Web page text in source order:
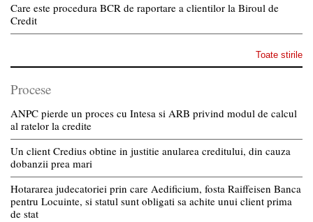
Care este procedura BCR de raportare a clientilor la Biroul de
Credit
Toate stirile
Procese
ANPC pierde un proces cu Intesa si ARB privind modul de calcul
al ratelor la credite
Un client Credius obtine in justitie anularea creditului, din cauza
dobanzii prea mari
Hotararea judecatoriei prin care Aedificium, fosta Raiffeisen Banca
pentru Locuinte, si statul sunt obligati sa achite unui client prima
de stat